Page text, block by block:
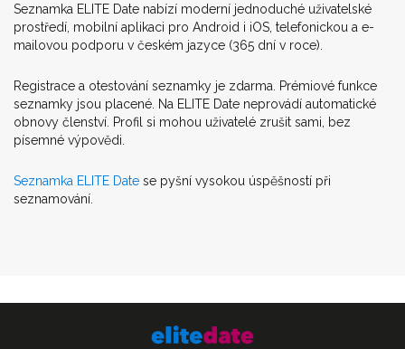
Seznamka ELITE Date nabízí moderní jednoduché uživatelské
prostředí, mobilní aplikaci pro Android i iOS, telefonickou a e-
mailovou podporu v českém jazyce (365 dní v roce).
Registrace a otestování seznamky je zdarma. Prémiové funkce
seznamky jsou placené. Na ELITE Date neprovádí automatické
obnovy členství. Profil si mohou uživatelé zrušit sami, bez
písemné výpovědi.
Seznamka ELITE Date se pyšní vysokou úspěšností při
seznamování.